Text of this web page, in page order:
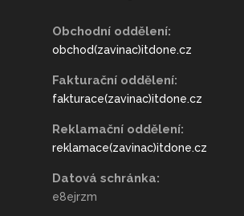
Obchodní oddělení:
obchod(zavinac)itdone.cz
Fakturační oddělení:
fakturace(zavinac)itdone.cz
Reklamační oddělení:
reklamace(zavinac)itdone.cz
Datová schránka:
e8ejrzm